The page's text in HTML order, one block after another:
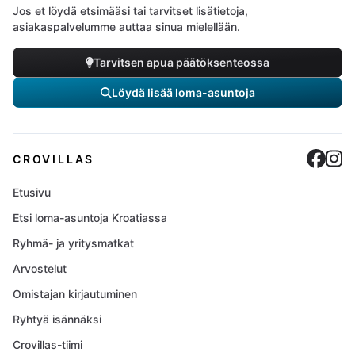
Jos et löydä etsimääsi tai tarvitset lisätietoja,
asiakaspalvelumme auttaa sinua mielellään.
Tarvitsen apua päätöksenteossa
Löydä lisää loma-asuntoja
CROVILLAS
Etusivu
Etsi loma-asuntoja Kroatiassa
Ryhmä- ja yritysmatkat
Arvostelut
Omistajan kirjautuminen
Ryhtyä isännäksi
Crovillas-tiimi